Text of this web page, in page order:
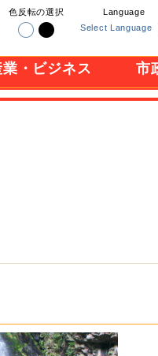
色反転の選択
Language
Select Language
業・ビジネス 市